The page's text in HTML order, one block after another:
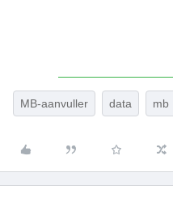
MB-aanvuller data mb